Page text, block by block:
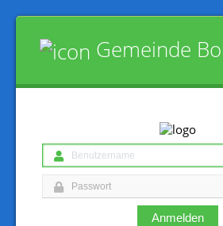
Gemeinde
Anmelden